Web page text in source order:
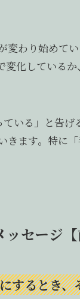
わり始めて
化している
いる」と告
ます。特に
セージ【
するとき